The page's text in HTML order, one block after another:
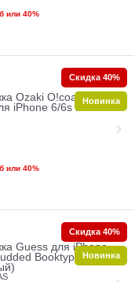
или 40%
Ozaki O!coat
iPhone 6/6s Plus
или 40%
Скидка 40%
Новинка
Guess для iPhone
Booktype Silver
Скидка 40%
Новинка